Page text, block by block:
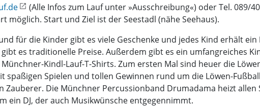
(Alle Infos zum Lauf unter »Ausschreibung«) oder Tel. 089/
möglich. Start und Ziel ist der Seestadl (nähe Seehaus).
für die Kinder gibt es viele Geschenke und jedes Kind erhält ein
es traditionelle Preise. Außerdem gibt es ein umfangreiches
Kindl-Lauf-T-Shirts. Zum ersten Mal sind heuer die
Spielen und tollen Gewinnen rund um die Löwen-
Zauberer. Die Münchner Percussionband Drumadama heizt
ein DJ, der auch Musikwünsche entgegennimmt.